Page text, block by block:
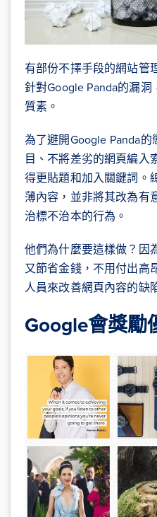
有部份不擇手段的網站管
針對Google Panda的漏
質素。
為了避開Google Panda
目、不將差劣的網頁編入
得更貼題和加入關鍵詞。
薄內容，並非將其改為有
治標不治本的行為。
他們為什麼要這樣做？因
又節省金錢，不用付出高
人員來改善網頁內容的缺
Google會獎勵